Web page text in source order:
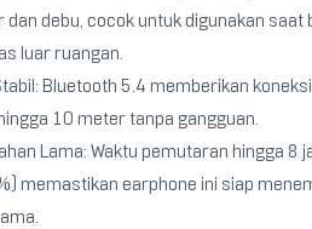
dan debu, cocok untuk digunakan saat
luar ruangan.
Bluetooth 5.4 memberikan
10 meter tanpa gangguan.
Lama: Waktu pemutaran hingga 8
memastikan earphone ini siap